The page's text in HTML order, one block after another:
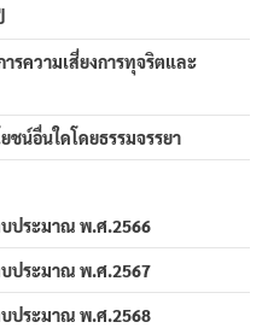
ารความเสี่ยงการทุจริตและ
ชน์อื่นใดโดยธรรมจรรยา
บประมาณ พ.ศ.2566
บประมาณ พ.ศ.2567
บประมาณ พ.ศ.2568